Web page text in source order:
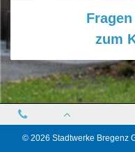
zum
© 2026 Stadtwerke Bregenz